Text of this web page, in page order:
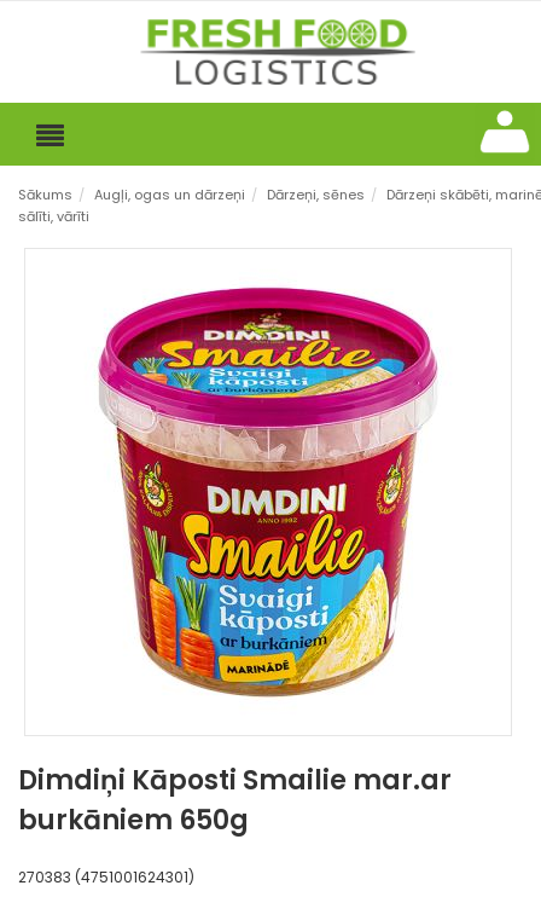
Sākums / Augļi, ogas un dārzeņi / Dārzeņi, sēnes / Dārzeņi skābēti,
sālīti, vārīti
Dimdiņi Kāposti Smailie mar.ar
burkāniem 650g
270383 (4751001624301)